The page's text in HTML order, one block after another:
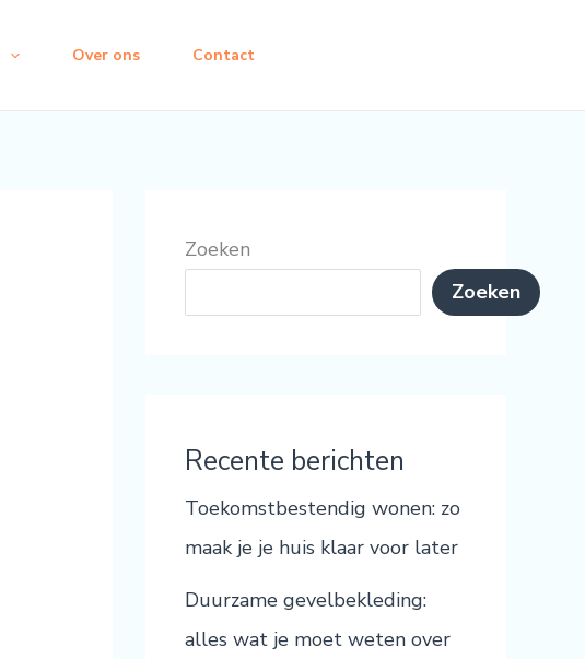
Over ons Contact
Zoeken
Zoeken
Recente berichten
Toekomstbestendig wonen: zo
maak je je huis klaar voor later
Duurzame gevelbekleding:
alles wat je moet weten over